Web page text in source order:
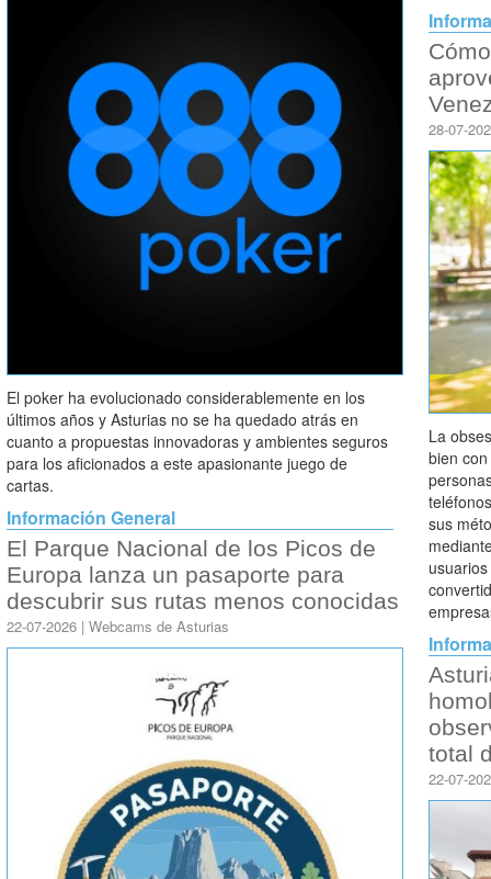
El poker ha evolucionado considerablemente en los
últimos años y Asturias no se ha quedado atrás en
cuanto a propuestas innovadoras y ambientes seguros
para los aficionados a este apasionante juego de
cartas.
Información General
El Parque Nacional de los Picos de
Europa lanza un pasaporte para
descubrir sus rutas menos conocidas
22-07-2026 | Webcams de Asturias
28-07-
La
bien
sus
total
22-07-